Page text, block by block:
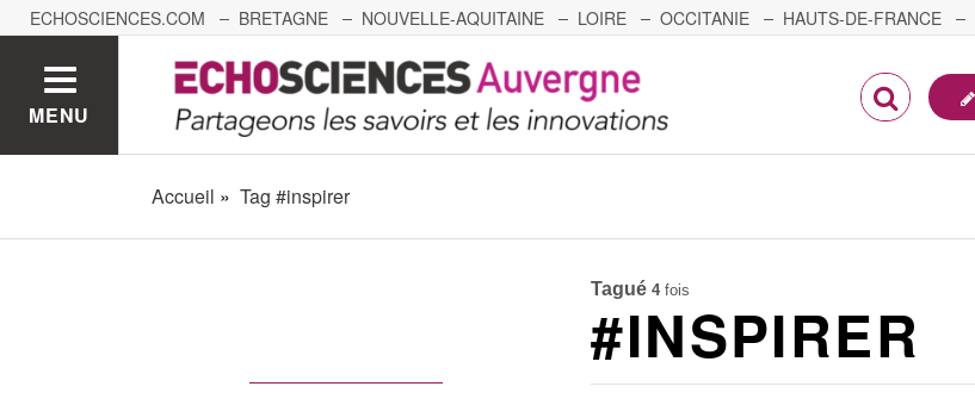
ECHOSCIENCES.COM BRETAGNE NOUVELLE-AQUITAINE LOIRE OCCITANIE HAUTS-DE-FRANCE
GRENOBLE GRAND EST BOURGOGNE-FRANCHE-COMTÉ
MENU
Accueil Tag #inspirer
Tagué 4fois
#INSPIRER